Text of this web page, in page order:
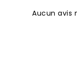
Aucun avis